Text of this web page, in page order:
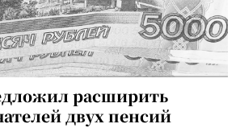
расширить
двух пенсий